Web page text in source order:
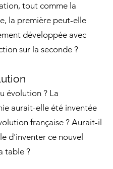
tout comme la
la première peut-elle
développée avec
sur la seconde ?
évolution ? La
aurait-elle été inventée
française ? Aurait-il
d'inventer ce nouvel
table ?